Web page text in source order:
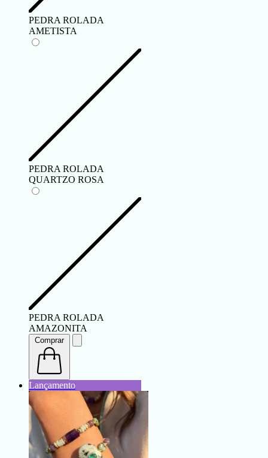
PEDRA ROLADA
AMETISTA
PEDRA ROLADA
QUARTZO ROSA
PEDRA ROLADA
AMAZONITA
Comprar